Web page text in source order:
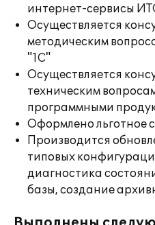
интернет-сервисы
Осуществляется
методическим
"1С"
Осуществляется
техническим
программными
Оформлено льготное
Производится
типовых
диагностика
базы, создание